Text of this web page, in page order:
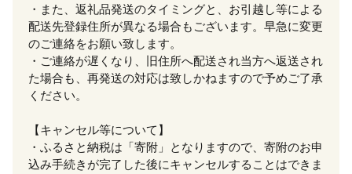
・また、返礼品発送のタイミングと、お引越し等による
配送先登録住所が異なる場合もございます。早急に変更
のご連絡をお願い致します。
・ご連絡が遅くなり、旧住所へ配送され当方へ返送され
た場合も、再発送の対応は致しかねますので予めご了承
ください。
【キャンセル等について】
・ふるさと納税は「寄附」となりますので、寄附のお申
込み手続きが完了した後にキャンセルすることはできま